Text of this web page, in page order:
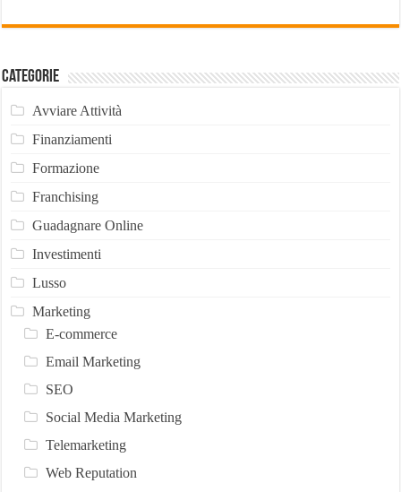
Categorie
Avviare Attività
Finanziamenti
Formazione
Franchising
Guadagnare Online
Investimenti
Lusso
Marketing
E-commerce
Email Marketing
SEO
Social Media Marketing
Telemarketing
Web Reputation